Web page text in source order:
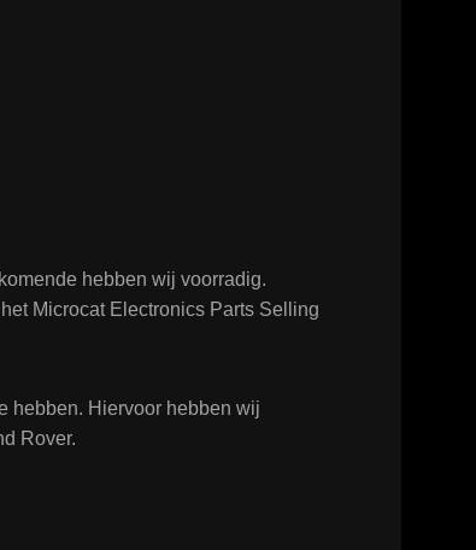
hebben wij voorradig.
Microcat Electronics Parts Selling
hebben. Hiervoor hebben wij
Rover.